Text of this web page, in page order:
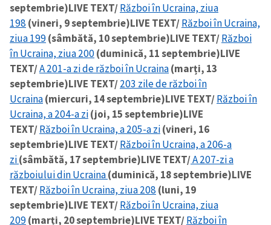
septembrie)LIVE TEXT/Război în Ucraina, ziua
198 (vineri, 9 septembrie)LIVE TEXT/Război în Ucraina,
ziua 199(sâmbătă, 10 septembrie)LIVE TEXT/Război
în Ucraina, ziua 200(duminică, 11 septembrie)LIVE
TEXT/A 201-a zi de război în Ucraina(marți, 13
septembrie)LIVE TEXT/203 zile de război în
Ucraina(miercuri, 14 septembrie)LIVE TEXT/Război în
Ucraina, a 204-a zi(joi, 15 septembrie)LIVE
TEXT/Război în Ucraina, a 205-a zi(vineri, 16
septembrie)LIVE TEXT/Război în Ucraina, a 206-a
zi(sâmbătă, 17 septembrie)LIVE TEXT/A 207-zi a
războiului din Ucraina(duminică, 18 septembrie)LIVE
TEXT/Război în Ucraina, ziua 208 (luni, 19
septembrie)LIVE TEXT/Război în Ucraina, ziua
209(marți, 20 septembrie)LIVE TEXT/Război în